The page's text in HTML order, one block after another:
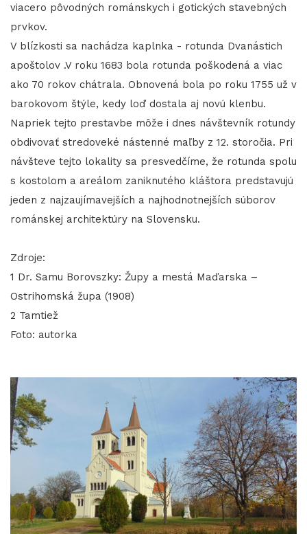
viacero pôvodných románskych i gotických stavebných
prvkov.
V blízkosti sa nachádza kaplnka - rotunda Dvanástich
apoštolov .V roku 1683 bola rotunda poškodená a viac
ako 70 rokov chátrala. Obnovená bola po roku 1755 už v
barokovom štýle, kedy loď dostala aj novú klenbu.
Napriek tejto prestavbe môže i dnes návštevník rotundy
obdivovať stredoveké nástenné maľby z 12. storočia. Pri
návšteve tejto lokality sa presvedčíme, že rotunda spolu
s kostolom a areálom zaniknutého kláštora predstavujú
jeden z najzaujímavejších a najhodnotnejších súborov
románskej architektúry na Slovensku.
Zdroje:
1 Dr. Samu Borovszky: Župy a mestá Maďarska –
Ostrihomská župa (1908)
2 Tamtiež
Foto: autorka